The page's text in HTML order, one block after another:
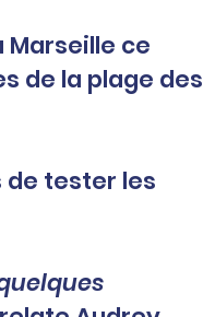
Marseille ce
de la plage des
de tester les